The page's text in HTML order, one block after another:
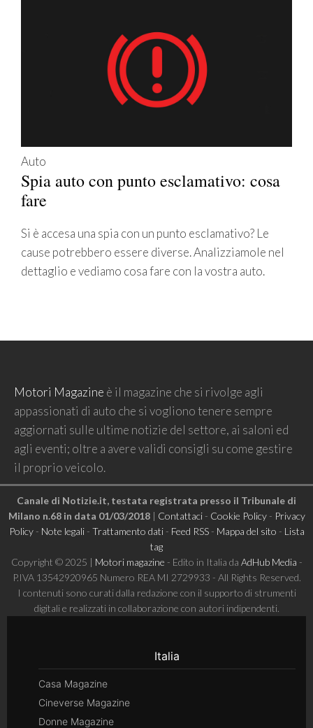
Auto
Spia auto con punto esclamativo: cosa
fare
Si è accesa una spia con un punto esclamativo? Le
cause potrebbero essere diverse. Analizziamole nel
dettaglio e vediamo cosa fare con la vostra auto.
Motori Magazine è il magazine che si rivolge agli
appassionati di auto che si vogliono tenere sempre
aggiornati sulle ultime notizie del settore, ai saloni ed
agli eventi; oltre a avere validi consigli su come gestire
il proprio veicolo.
Canale di Notizie.it, testata registrata presso il Tribunale di
Milano n.68 in data 01/03/2018| Contattaci- Cookie Policy- Privacy
Policy- Note legali- Trattamento dati- Feed RSS- Mappa del sito - Lista
tag
Copyright © 2025 | Motori magazine - Edito in Italia da AdHub Media -
P.IVA 13542920965 Numero REA MI 2729933 - All Rights Reserved.
I contenuti sono curati dalla redazione con il supporto di strumenti
digitali e realizzati in collaborazione con autori indipendenti.
Italia
Casa Magazine
Cineverse Magazine
Donne Magazine